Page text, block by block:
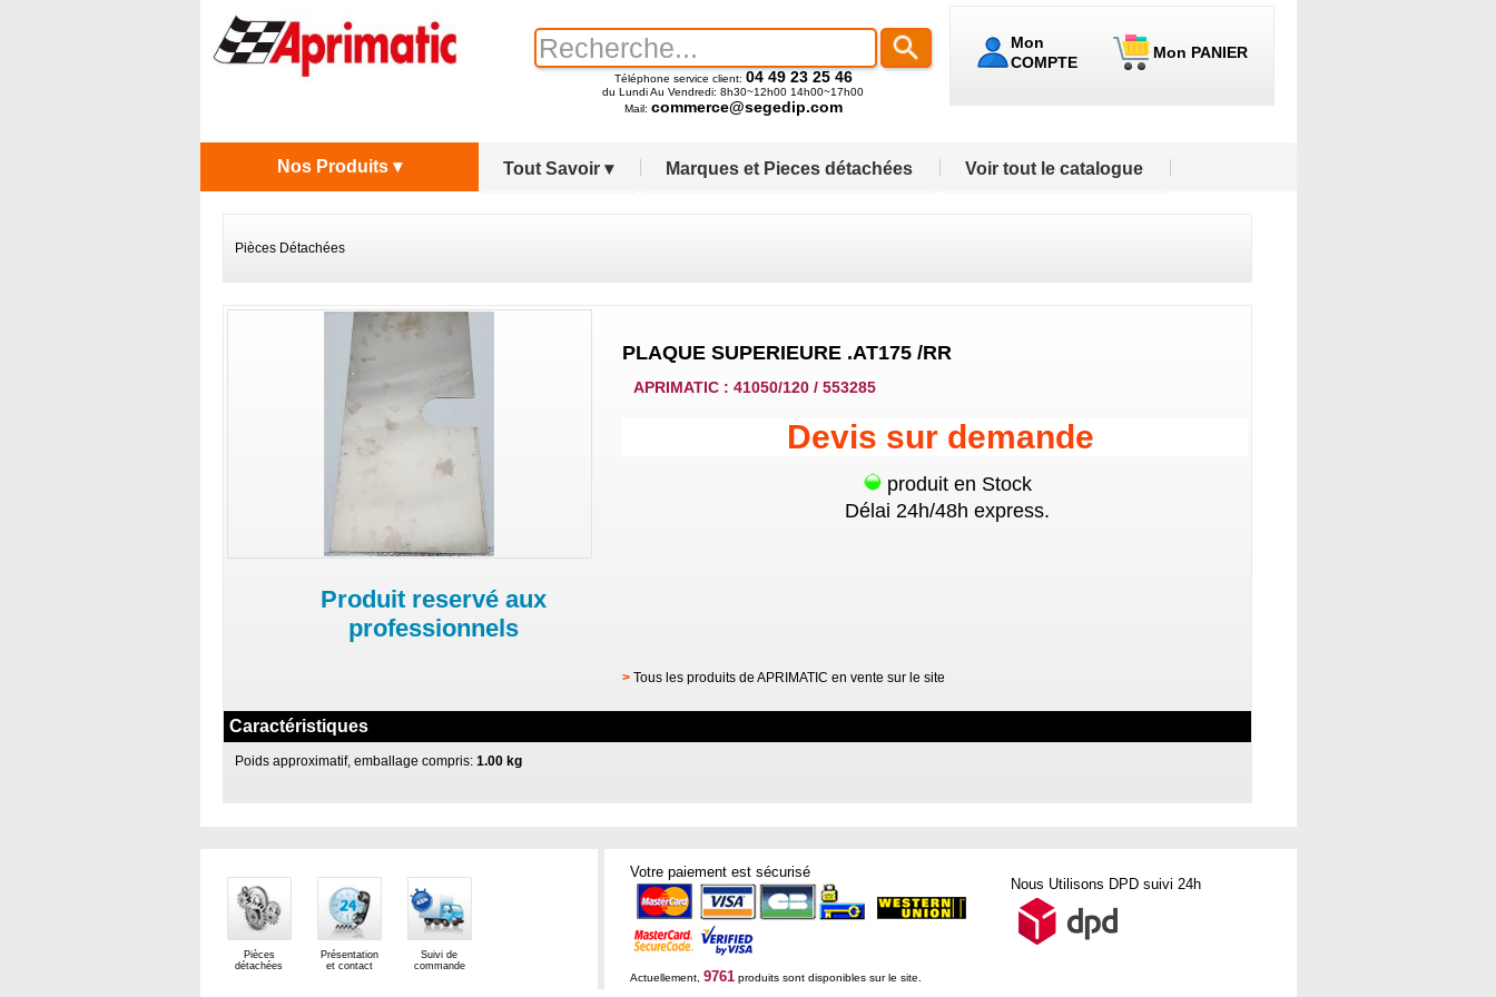
Mon
COMPTE
Mon PANIER
Téléphone service client: 04 49 23 25 46
du Lundi Au Vendredi: 8h30~12h00 14h00~17h00
Mail: commerce@segedip.com
Tout Savoir ▾ Marques et Pieces détachées Voir tout le catalogue
Nos Produits ▾
Pièces Détachées
PLAQUE SUPERIEURE .AT175 /RR
APRIMATIC : 41050/120 / 553285
Devis sur demande
produit en Stock
Délai 24h/48h express.
Produit reservé aux
professionnels
> Tous les produits de APRIMATIC en vente sur le site
Caractéristiques
Poids approximatif, emballage compris:1.00 kg
Pièces
détachées
Présentation
et contact
Suivi de
commande
Votre paiement est sécurisé
Nous Utilisons DPD suivi 24h
Actuellement, 9761produits sont disponibles sur le site.